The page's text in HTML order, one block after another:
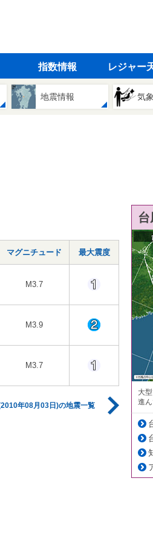
指数情報 レジャー
地震情報 気
マグニチュード 最大震度
M3.7
M3.9
M3.7
年08月03日)の地震一覧
大
進